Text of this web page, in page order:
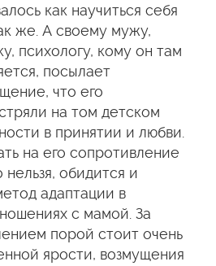
как научиться себя
же. А своему мужу,
психологу, кому он там
посылает
что его
на том детском
в принятии и любви.
на его сопротивление
обидится и
адаптации в
с мамой. За
порой стоит очень
ярости, возмущения